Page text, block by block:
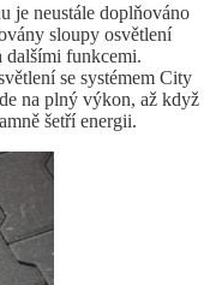
je neustále doplňováno
sloupy osvětlení
dalšími funkcemi.
se systémem City
na plný výkon, až když
šetří energii.